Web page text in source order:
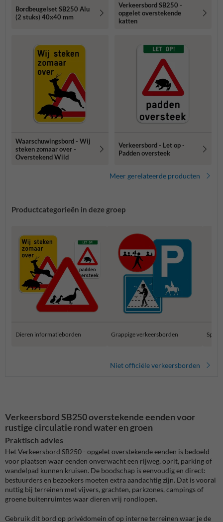
Bordbeugelset SB250 Alu
(2 stuks) 40x40 mm
Verkeersbord SB250 -
opgelet overstekende
katten
Waarschuwingsbord - Wij
steken zomaar over -
Overstekend Wild
Verkeersbord - Let op -
Padden oversteek
Meer gerelateerde producten
Productcategorieën in deze groep
Dieren informatieborden Grappige verkeersborden
Niet officiële verkeersborden
Verkeersbord SB250 overstekende eenden voor
rustige circulatie rond water en groen
Praktisch advies
Het Verkeersbord SB250 - opgelet overstekende eenden is bedoeld
voor plaatsen waar eenden onverwacht een rijweg, oprit, parking of
wandelpad kunnen kruisen. De boodschap is eenvoudig en direct:
bestuurders en bezoekers moeten extra aandachtig zijn. Dat is vooral
nuttig bij terreinen met vijvers, grachten, parkzones, campings of
groene buitenruimtes waar dieren vrij rondlopen.
Gebruik dit bord op privédomein of op interne terreinen waar je de